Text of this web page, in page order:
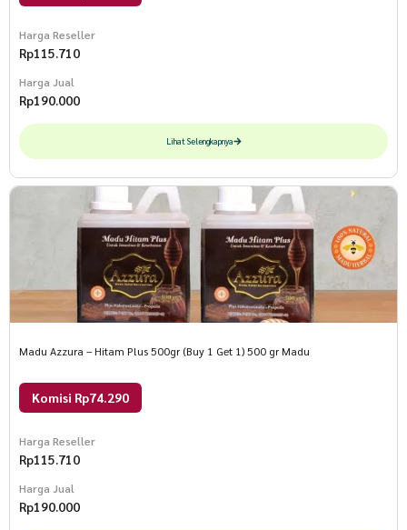
Harga Reseller
Rp115.710
Harga Jual
Rp190.000
Lihat Selengkapnya
Madu Azzura – Hitam Plus 500gr (Buy 1 Get 1) 500 gr Madu
Komisi Rp74.290
Harga Reseller
Rp115.710
Harga Jual
Rp190.000